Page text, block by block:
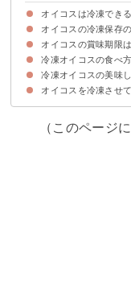
オイコスは冷凍でき
オイコスは冷凍保存
冷凍オイコスは食べ
オイコスの冷凍保存
オイコスはそのま
オイコスの賞味期限
賞味期限の定義
賞味期限切れでも
冷凍オイコスの食べ
冷凍オイコスはレ
冷凍オイコスの美味
①冷凍フルーツとオ
②オイコスとクリー
③オイコスとプロテ
オイコスを冷凍させ
（このページ